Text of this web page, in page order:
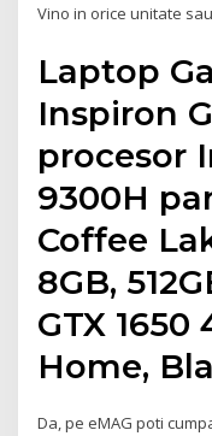
Vino in orice unitate
Laptop
Inspiron
procesor
9300H
Coffee
8GB,
GTX
Home,
Da, pe eMAG poti